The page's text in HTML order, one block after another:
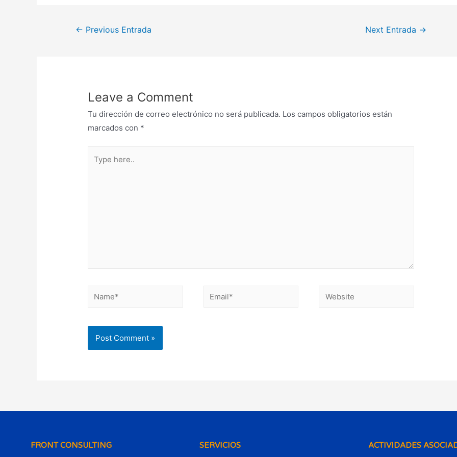
← Previous Entrada Next Entrada →
Leave a Comment
Tu dirección de correo electrónico no será publicada. Los campos obligatorios están
marcados con *
FRONT CONSULTING SERVICIOS ACTIVIDADES